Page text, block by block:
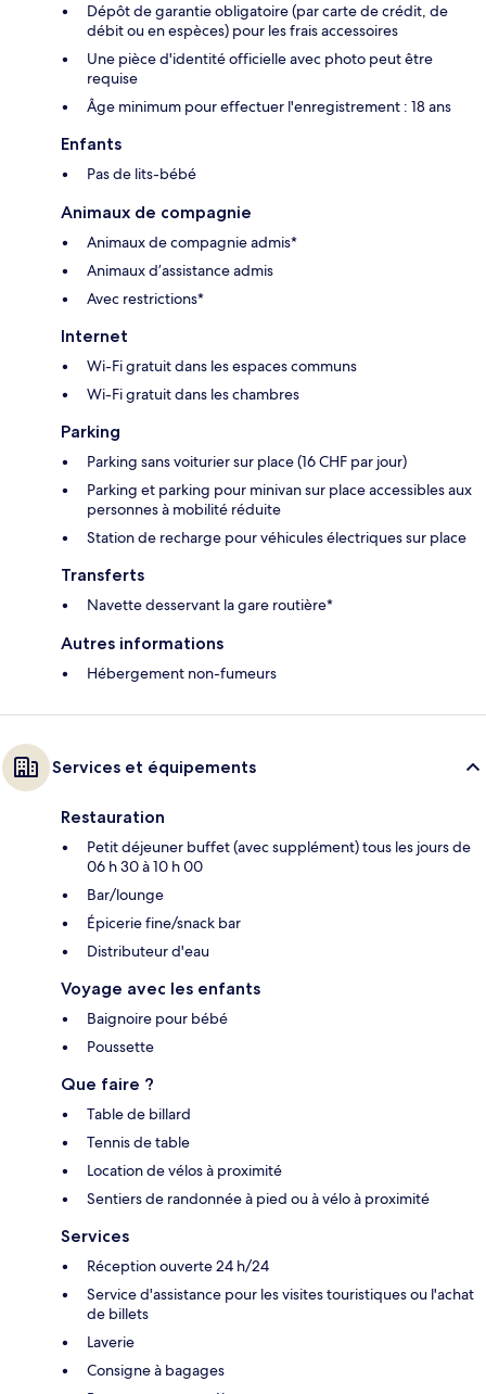
Dépôt de garantie obligatoire (par carte de crédit, de
débit ou en espèces) pour les frais accessoires
Une pièce d'identité officielle avec photo peut être
requise
Âge minimum pour effectuer l'enregistrement : 18 ans
Enfants
Pas de lits-bébé
Animaux de compagnie
Animaux de compagnie admis*
Animaux d’assistance admis
Avec restrictions*
Internet
Wi-Fi gratuit dans les espaces communs
Wi-Fi gratuit dans les chambres
Parking
Parking sans voiturier sur place (16 CHF par jour)
Parking et parking pour minivan sur place accessibles aux
personnes à mobilité réduite
Station de recharge pour véhicules électriques sur place
Transferts
Navette desservant la gare routière*
Autres informations
Hébergement non-fumeurs
Services et équipements
Restauration
Petit déjeuner buffet (avec supplément) tous les jours de
06 h 30 à 10 h 00
Bar/lounge
Épicerie fine/snack bar
Distributeur d'eau
Voyage avec les enfants
Baignoire pour bébé
Poussette
Que faire ?
Table de billard
Tennis de table
Location de vélos à proximité
Sentiers de randonnée à pied ou à vélo à proximité
Services
Réception ouverte 24 h/24
Service d'assistance pour les visites touristiques ou l'achat
de billets
Laverie
Consigne à bagages